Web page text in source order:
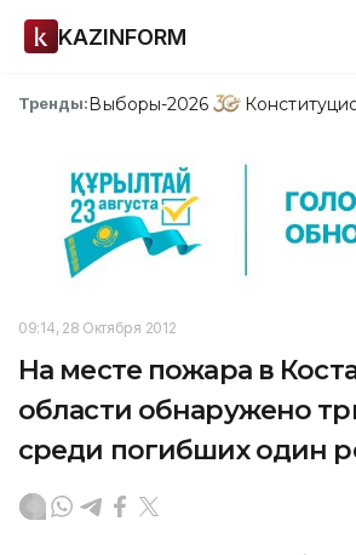
KAZINFORM
Тренды:Выборы-2026
09:14, 28 Октября 2012
На месте пожара в
области обнаружено
среди погибших один